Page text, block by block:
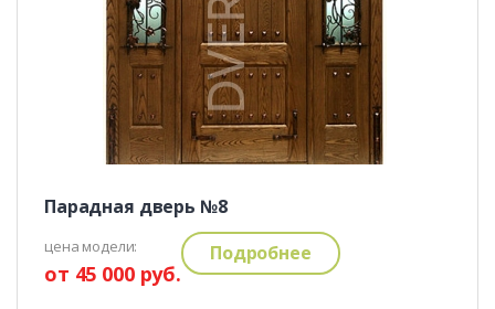
Парадная дверь №8
цена модели:
от 45 000 руб.
Подробнее